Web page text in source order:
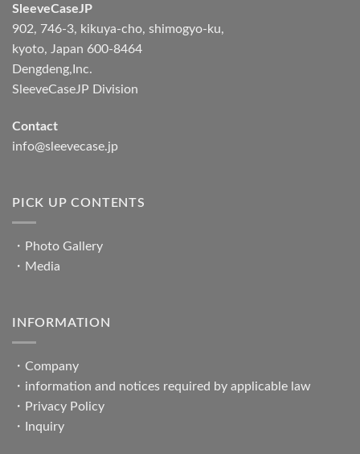
SleeveCaseJP
902, 746-3, kikuya-cho, shimogyo-ku,
kyoto, Japan 600-8464
Dengdeng,Inc.
SleeveCaseJP Division
Contact
info@sleevecase.jp
PICK UP CONTENTS
・ Photo Gallery
・ Media
INFORMATION
・ Company
・ information and notices required by applicable law
・ Privacy Policy
・
Inquiry